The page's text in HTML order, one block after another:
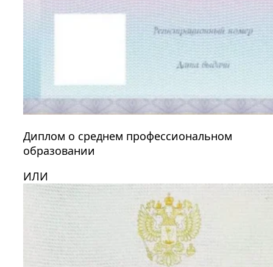
Диплом о среднем профессиональном
образовании
ИЛИ